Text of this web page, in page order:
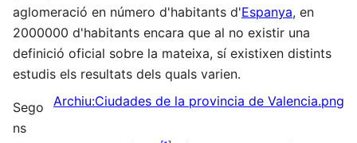
aglomeració en número d'habitants d'Espanya, en
2000000 d'habitants encara que al no existir una
definició oficial sobre la mateixa, sí existixen distints
estudis els resultats dels quals varien.
Archiu:Ciudades de la provincia de Valencia.png
Sego
ns